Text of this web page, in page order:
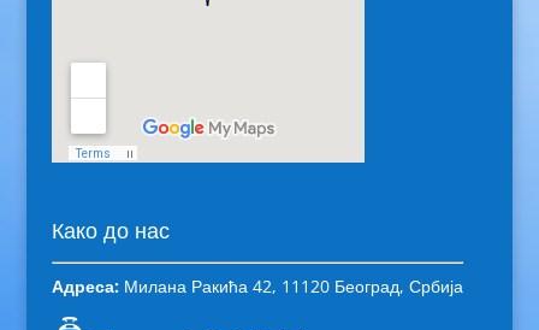
Како до нас
Адреса:Милана Ракића 42, 11120 Београд, Србија